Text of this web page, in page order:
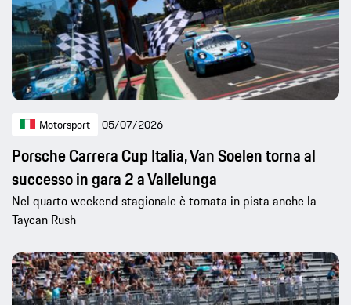
Motorsport 05/07/2026
Porsche Carrera Cup Italia, Van Soelen torna al
successo in gara 2 a Vallelunga
Nel quarto weekend stagionale è tornata in pista anche la
Taycan Rush